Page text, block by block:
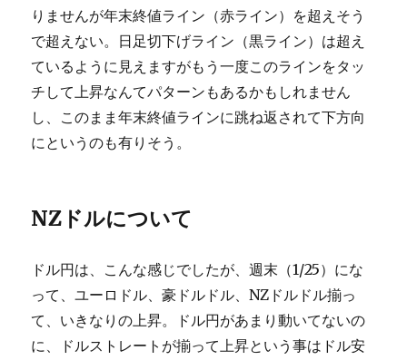
りませんが年末終値ライン（赤ライン）を超えそう
で超えない。日足切下げライン（黒ライン）は超え
ているように見えますがもう一度このラインをタッ
チして上昇なんてパターンもあるかもしれません
し、このまま年末終値ラインに跳ね返されて下方向
にというのも有りそう。
NZドルについて
ドル円は、こんな感じでしたが、週末（1/25）にな
って、ユーロドル、豪ドルドル、NZドルドル揃っ
て、いきなりの上昇。ドル円があまり動いてないの
に、ドルストレートが揃って上昇という事はドル安